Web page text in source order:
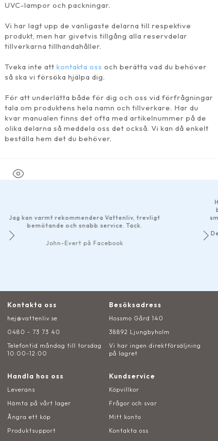
UVC-lampor och packningar.
Vi har lagt upp de vanligaste delarna till respektive
produkt, men har givetvis tillgång alla reservdelar
tillverkarna tillhandahåller.
Tveka inte att kontakta oss och berätta vad du behöver
så ska vi försöka hjälpa dig.
För att underlätta både för dig och oss vid förfrågningar
tala om produktens hela namn och tillverkare. Har du
kvar manualen finns det ofta med artikelnummer på de
olika delarna så meddela oss det också. Vi kan då enkelt
beställa hem det du behöver.
Vattenliv, trevligt
Tack.
Har gjort ett par beställningar
bra som helst. Bra
smidiga betalningsalternativ
Det märks att de som driver
service rakt
Kontakta oss
hej@vattenliv.se
0480 - 73 73 40
Telefontid måndag till torsdag
10:00-12:00
Besöksadress
Hossmo Gård 140
38892 Ljungbyholm
Vi har ingen direktförsäljning
på lagret
Handla hos oss
Leverans
Hämta på vårt lager
Ångra ett köp
Produktsupport
Kundservice
Köpvillkor
Frågor och svar
Mitt konto
Kontakta oss